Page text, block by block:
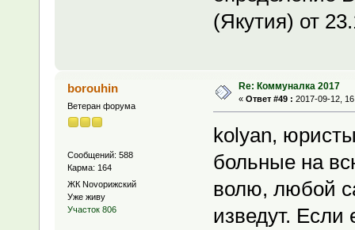
(Якутия) от
borouhin
Ветеран форума
Сообщений: 588
Карма: 164
ЖК Novoрижский
Уже живу
Участок 806
Re: Коммуналка 2017
« Ответ #49 : 2017-09-12,
kolyan,
больные на
волю, любой
изведут.